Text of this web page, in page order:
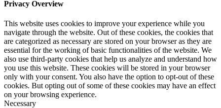
Privacy Overview
This website uses cookies to improve your experience while you
navigate through the website. Out of these cookies, the cookies that
are categorized as necessary are stored on your browser as they are
essential for the working of basic functionalities of the website. We
also use third-party cookies that help us analyze and understand how
you use this website. These cookies will be stored in your browser
only with your consent. You also have the option to opt-out of these
cookies. But opting out of some of these cookies may have an effect
on your browsing experience.
Necessary